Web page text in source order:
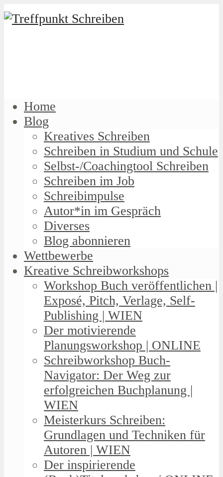
Home
Blog
Kreatives Schreiben
Schreiben in Studium und Schule
Selbst-/Coachingtool Schreiben
Schreiben im Job
Schreibimpulse
Autor*in im Gespräch
Diverses
Blog abonnieren
Wettbewerbe
Kreative Schreibworkshops
Workshop Buch veröffentlichen |
Exposé, Pitch, Verlage, Self-
Publishing | WIEN
Der motivierende
Planungsworkshop | ONLINE
Schreibworkshop Buch-
Navigator: Der Weg zur
erfolgreichen Buchplanung |
WIEN
Meisterkurs Schreiben:
Grundlagen und Techniken für
Autoren | WIEN
Der inspirierende